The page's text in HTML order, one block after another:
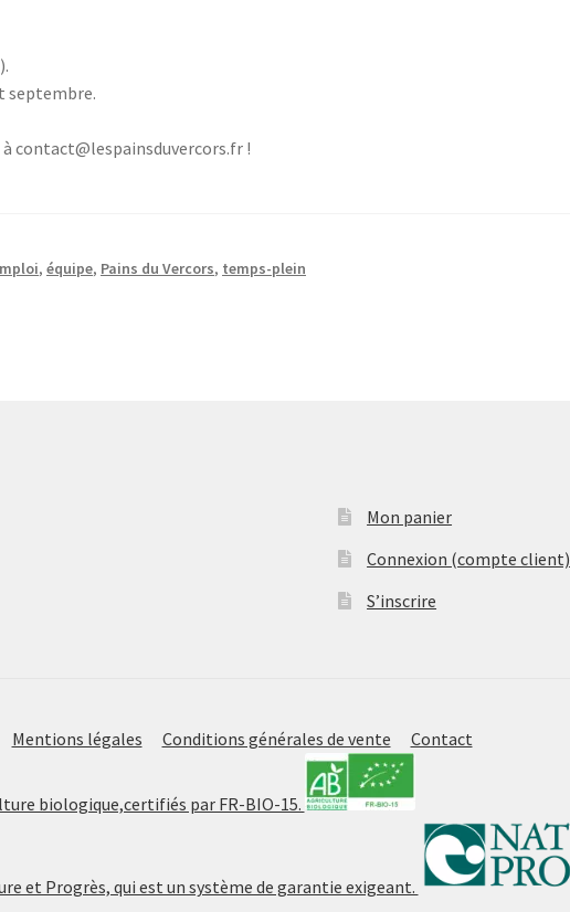
septembre.
contact@lespainsduvercors.fr !
,équipe, Pains du Vercors, temps-plein
Mon panier
Connexion (compte client)
S’inscrire
Mentions légales Conditions générales de vente Contact
biologique,certifiés par FR-BIO-15.
et Progrès, qui est un système de garantie exigeant.